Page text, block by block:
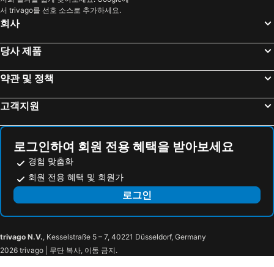
발리 호텔
밀로섬 호텔
대만 호텔
서 trivago를 선호 소스로 추가하세요.
회사
당사 제품
약관 및 정책
고객지원
로그인하여 회원 전용 혜택을 받아보세요
경험 맞춤화
회원 전용 혜택 및 회원가
로그인
trivago N.V., Kesselstraße 5 – 7, 40221 Düsseldorf, Germany
2026 trivago | 무단 복사, 이동 금지.